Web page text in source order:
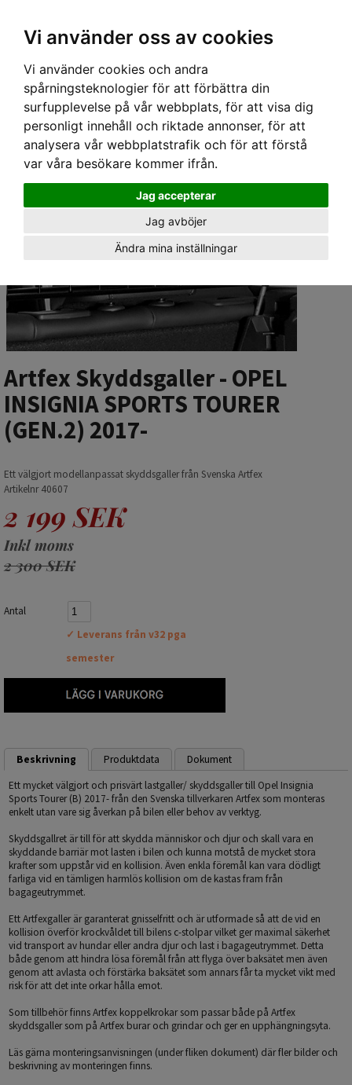
Vi använder oss av cookies
Vi använder cookies och andra
spårningsteknologier för att förbättra din
surfupplevelse på vår webbplats, för att visa dig
personligt innehåll och riktade annonser, för att
analysera vår webbplatstrafik och för att förstå
var våra besökare kommer ifrån.
Jag accepterar
Jag avböjer
Ändra mina inställningar
Hem›Lastgaller/ Skyddsgaller› Artfex Skyddsgaller › Artfex Skyddsgaller - OPEL
INSIGNIA SPORTS TOURER (GEN.2) 2017-
Artfex Skyddsgaller - OPEL
INSIGNIA SPORTS TOURER
(GEN.2) 2017-
Ett välgjort modellanpassat skyddsgaller från Svenska Artfex
Artikelnr 40607
2 199 SEK
Inkl moms
2 300 SEK
Antal
✓ Leverans från v32 pga
semester
Beskrivning Produktdata
Dokument
Ett mycket välgjort och prisvärt lastgaller/ skyddsgaller till Opel Insignia
Sports Tourer (B) 2017- från den Svenska tillverkaren Artfex som monteras
enkelt utan vare sig åverkan på bilen eller behov av verktyg.
Skyddsgallret är till för att skydda människor och djur och skall vara en
skyddande barriär mot lasten i bilen och kunna motstå de mycket stora
krafter som uppstår vid en kollision. Även enkla föremål kan vara dödligt
farliga vid en tämligen harmlös kollision om de kastas fram från
bagageutrymmet.
Ett Artfexgaller är garanterat gnisselfritt och är utformade så att de vid en
kollision överför krockvåldet till bilens c-stolpar vilket ger maximal säkerhet
vid transport av hundar eller andra djur och last i bagageutrymmet. Detta
både genom att hindra lösa föremål från att flyga över baksätet men även
genom att avlasta och förstärka baksätet som annars får ta mycket vikt med
risk för att det inte orkar hålla emot.
Som tillbehör finns Artfex koppelkrokar som passar både på Artfex
skyddsgaller som på Artfex burar och grindar och ger en upphängningsyta.
Läs gärna monteringsanvisningen (under fliken dokument) där fler bilder och
beskrivning av monteringen finns.